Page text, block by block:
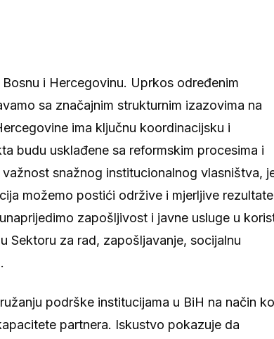
i Hercegovinu. Uprkos određenim
sa značajnim strukturnim izazovima na
ima ključnu koordinacijsku i
budu usklađene sa reformskim procesima i
snažnog institucionalnog vlasništva,
možemo postići održive i mjerljive
zapošljivost i javne usluge u
Sektoru za rad, zapošljavanje, socijalnu
podrške institucijama u BiH na način
partnera. Iskustvo pokazuje da